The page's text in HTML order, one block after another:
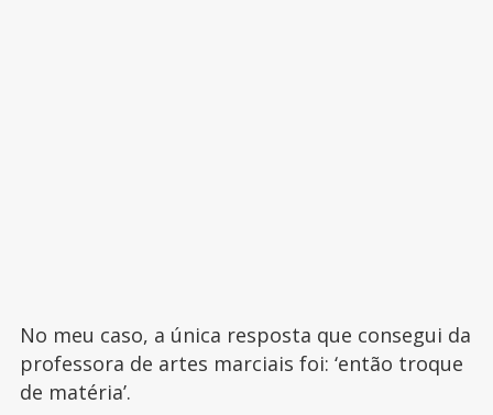
No meu caso, a única resposta que consegui da
professora de artes marciais foi: ‘então troque
de matéria’.